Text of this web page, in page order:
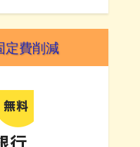
定費削減